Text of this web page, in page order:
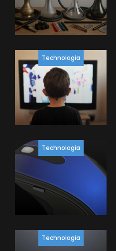
Technologia
Technologia
Technologia